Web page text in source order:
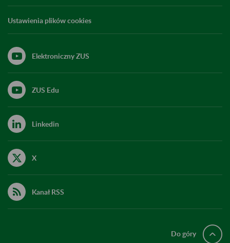
Ustawienia plików cookies
Elektroniczny ZUS
ZUS Edu
Linkedin
X
Kanał RSS
Do góry